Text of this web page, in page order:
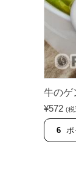
牛のゲ
¥572 (税
6 ポ